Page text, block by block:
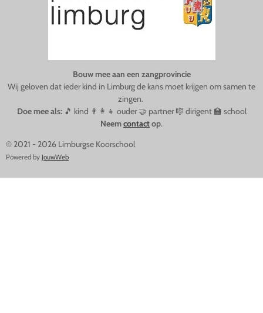
Bouw mee aan een zangprovincie
Wij geloven dat ieder kind in Limburg de kans moet krijgen om samen te
zingen.
Doe mee als: 🎵 kind 👨‍👩‍👧 ouder 🤝 partner 🎼 dirigent 🏫 school
Neemcontactop.
© 2021 - 2026 Limburgse Koorschool
Powered by JouwWeb